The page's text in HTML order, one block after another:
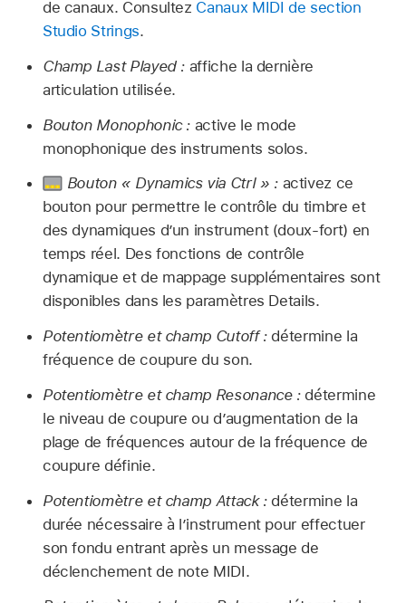
de canaux. Consultez Canaux MIDI de section
Studio Strings.
Champ Last Played : affiche la dernière
articulation utilisée.
Bouton Monophonic : active le mode
monophonique des instruments solos.
Bouton « Dynamics via Ctrl » : activez ce
bouton pour permettre le contrôle du timbre et
des dynamiques d’un instrument (doux-fort) en
temps réel. Des fonctions de contrôle
dynamique et de mappage supplémentaires sont
disponibles dans les paramètres Details.
Potentiomètre et champ Cutoff :détermine la
fréquence de coupure du son.
Potentiomètre et champ Resonance :détermine
le niveau de coupure ou d’augmentation de la
plage de fréquences autour de la fréquence de
coupure définie.
Potentiomètre et champ Attack :détermine la
durée nécessaire à l’instrument pour effectuer
son fondu entrant après un message de
déclenchement de note MIDI.